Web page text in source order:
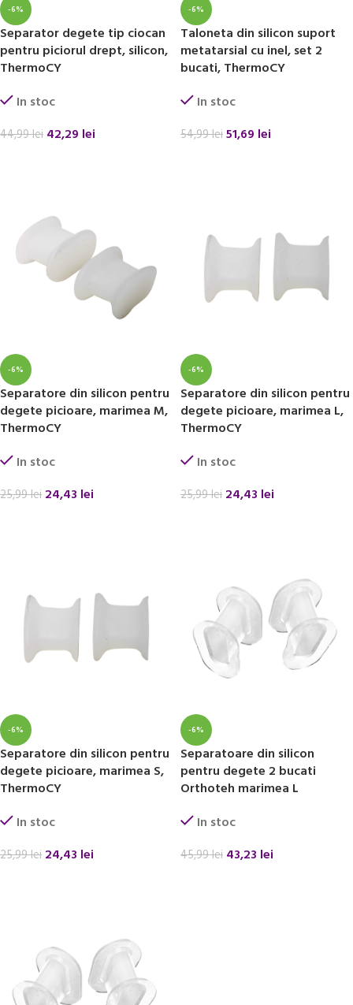
-6%
Separator degete tip ciocan
pentru piciorul drept, silicon,
ThermoCY
In stoc
44,99lei 42,29 lei
-6%
Taloneta din silicon suport
metatarsial cu inel, set 2
bucati, ThermoCY
In stoc
54,99lei51,69 lei
-6%
Separatore din silicon pentru
degete picioare, marimea M,
ThermoCY
In stoc
25,99lei 24,43 lei
-6%
Separatore din silicon pentru
degete picioare, marimea L,
ThermoCY
In stoc
25,99lei 24,43 lei
-6%
Separatore din silicon pentru
degete picioare, marimea S,
ThermoCY
In stoc
25,99lei 24,43 lei
-6%
Separatoare din silicon
pentru degete 2 bucati
Orthoteh marimea L
In stoc
45,99lei 43,23 lei